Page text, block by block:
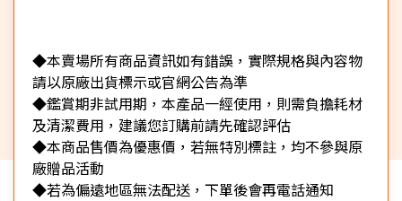
◆本賣場所有商品資訊如有錯誤，實際規格與內容物
請以原廠出貨標示或官網公告為準
◆鑑賞期非試用期，本產品一經使用，則需負擔耗材
及清潔費用，建議您訂購前請先確認評估
◆本商品售價為優惠價，若無特別標註，均不參與原
廠贈品活動
◆若為偏遠地區無法配送，下單後會再電話通知